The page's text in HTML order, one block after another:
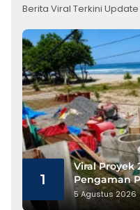
Berita Viral Terkini Update
1
Viral Proyek
Pengaman
Gunakan
5 Agustus 2026